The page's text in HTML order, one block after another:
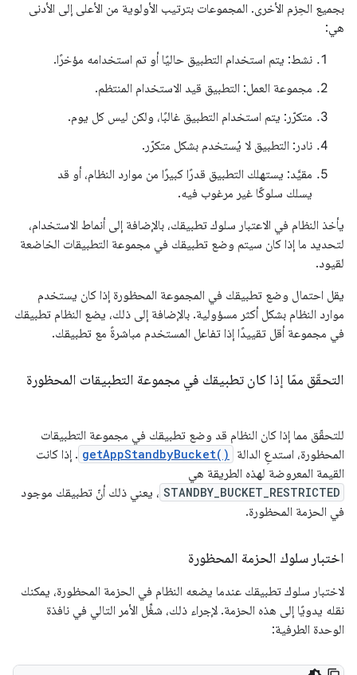
بجميع الحِزم الأخرى. المجموعات بترتيب الأولوية من الأعلى إلى الأدنى
هي:
نشط: يتم استخدام التطبيق حاليًا أو تم استخدامه مؤخرًا.
مجموعة العمل: التطبيق قيد الاستخدام المنتظم.
متكرّر: يتم استخدام التطبيق غالبًا، ولكن ليس كل يوم.
نادر: التطبيق لا يُستخدم بشكل متكرّر.
مقيَّد: يستهلك التطبيق قدرًا كبيرًا من موارد النظام، أو قد
يسلك سلوكًا غير مرغوب فيه.
يأخذ النظام في الاعتبار سلوك تطبيقك، بالإضافة إلى أنماط الاستخدام،
لتحديد ما إذا كان سيتم وضع تطبيقك في مجموعة التطبيقات الخاضعة
لقيود.
يقل احتمال وضع تطبيقك في المجموعة المحظورة إذا كان يستخدم
موارد النظام بشكل أكثر مسؤولية. بالإضافة إلى ذلك، يضع النظام تطبيقك
في مجموعة أقل تقييدًا إذا تفاعل المستخدم مباشرةً مع تطبيقك.
التحقّق ممّا إذا كان تطبيقك في مجموعة التطبيقات المحظورة
للتحقّق مما إذا كان النظام قد وضع تطبيقك في مجموعة التطبيقات
المحظورة، استدعِ الدالة
getAppStandbyBucket() . إذا كانت
القيمة المعروضة لهذه الطريقة هي
STANDBY_BUCKET_RESTRICTED ، يعني ذلك أنّ تطبيقك موجود
في الحزمة المحظورة.
اختبار سلوك الحزمة المحظورة
لاختبار سلوك تطبيقك عندما يضعه النظام في الحزمة المحظورة، يمكنك
نقله يدويًا إلى هذه الحزمة. لإجراء ذلك، شغِّل الأمر التالي في نافذة
الوحدة الطرفية: